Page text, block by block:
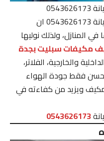
تنظيف مكيفات سبليت جده فنى صيانة 0543626173 ان
المنازل، ولذلك نوليها
مكيفات سبليت بجدة
والخارجية، الفلاتر،
يحسن فقط جودة الهواء
ويزيد من كفاءته في
0543626173